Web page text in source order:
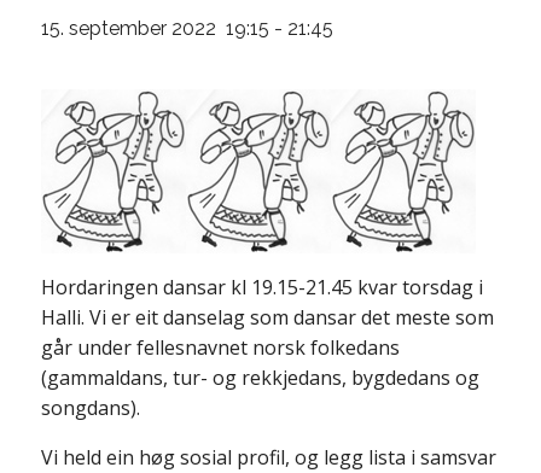
15. september 2022 19:15 - 21:45
Hordaringen dansar kl 19.15-21.45 kvar torsdag i
Halli. Vi er eit danselag som dansar det meste som
går under fellesnavnet norsk folkedans
(gammaldans, tur- og rekkjedans, bygdedans og
songdans).
Vi held ein høg sosial profil, og legg lista i samsvar